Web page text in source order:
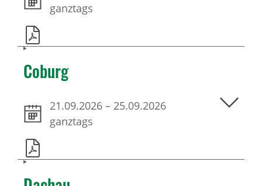
ganztags
Coburg
21.09.2026 – 25.09.2026
ganztags